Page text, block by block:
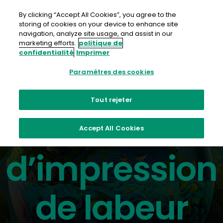
contenu
Le meilleur du jet d'encre et du toner
Solutions
d’impression
de labeur
By clicking “Accept All Cookies”, you agree to the
storing of cookies on your device to enhance site
navigation, analyze site usage, and assist in our
marketing efforts. politique de
confidentialité Imprimer
Paramètres des cookies
Tout rejeter
Accept All Cookies